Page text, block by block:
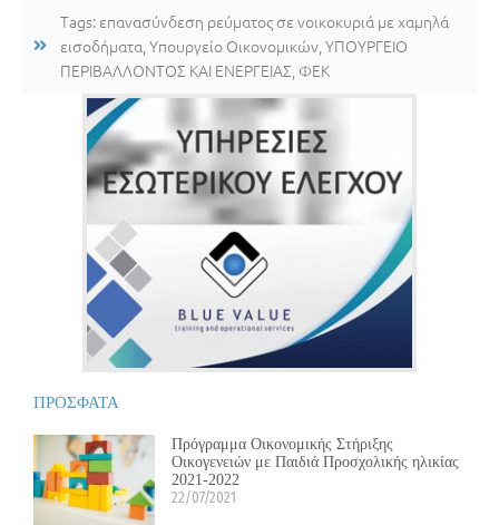
Tags: επανασύνδεση ρεύματος σε νοικοκυριά με χαμηλά
εισοδήματα,Υπουργείο Οικονομικών,ΥΠΟΥΡΓΕΙΟ
ΠΕΡΙΒΑΛΛΟΝΤΟΣ ΚΑΙ ΕΝΕΡΓΕΙΑΣ, ΦΕΚ
ΠΡΟΣΦΑΤΑ
Πρόγραμμα Οικονομικής Στήριξης
Οικογενειών με Παιδιά Προσχολικής ηλικίας
2021-2022
22/07/2021